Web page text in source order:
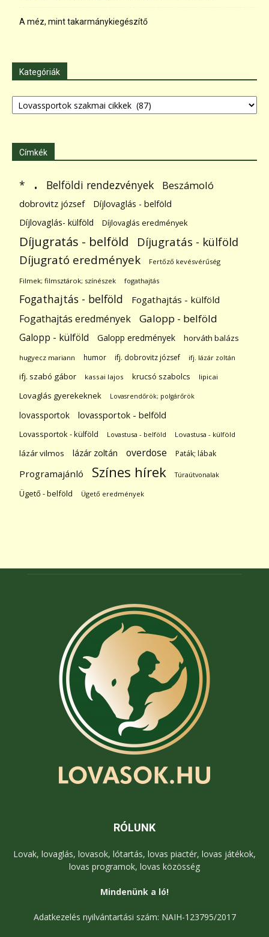
A méz, mint takarmánykiegészítő
Kategóriák
Kategóriák
Címkék
* . Belföldi rendezvények Beszámoló
dobrovitz józsef
Díjlovaglás - belföld
Díjlovaglás- külföld
Díjlovaglás eredmények
Díjugratás - belföld Díjugratás - külföld
Díjugrató eredmények Fertőző kevésvérűség
Filmek; filmsztárok; színészek fogathajtás
Fogathajtás - belföld Fogathajtás - külföld
Fogathajtás eredmények Galopp - belföld
Galopp - külföld Galopp eredmények horváth balázs
hugyecz mariann humor ifj. dobrovitz józsef ifj. lázár zoltán
ifj. szabó gábor kassai lajos krucsó szabolcs lipicai
Lovaglás gyerekeknek Lovasrendőrök; polgárőrök
lovassportok lovassportok - belföld
Lovassportok - külföld Lovastusa - belföld Lovastusa - külföld
lázár vilmos lázár zoltán overdose Paták; lábak
Programajánló Színes hírek Túraútvonalak
Ügető - belföld Ügető eredmények
RÓLUNK
Lovak, lovaglás, lovasok, lótartás, lovas piactér, lovas játékok,
lovas programok, lovas közösség
Mindenünk a ló!
Adatkezelés nyilvántartási szám: NAIH-123795/2017